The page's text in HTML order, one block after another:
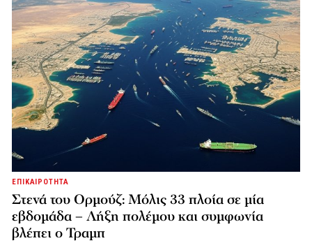
ΕΠΙΚΑΙΡΟΤΗΤΑ
Στενά του Ορμούζ: Μόλις 33 πλοία σε μία
εβδομάδα – Λήξη πολέμου και συμφωνία
βλέπει ο Τραμπ